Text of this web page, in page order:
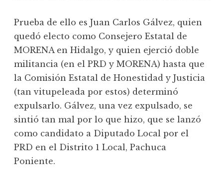
Prueba de ello es Juan Carlos Gálvez, quien
quedó electo como Consejero Estatal de
MORENA en Hidalgo, y quien ejerció doble
militancia (en el PRD y MORENA) hasta que
la Comisión Estatal de Honestidad y Justicia
(tan vitupeleada por estos) determinó
expulsarlo. Gálvez, una vez expulsado, se
sintió tan mal por lo que hizo, que se lanzó
como candidato a Diputado Local por el
PRD en el Distrito 1 Local, Pachuca
Poniente.